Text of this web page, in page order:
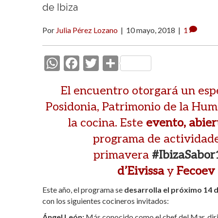
de Ibiza
Por Julia Pérez Lozano | 10 mayo, 2018 | 1
W
at
s
A
F
e
b
o
T
itt
er
C
m
p
ar
ti
r
El encuentro otorgará un
Posidonia, Patrimonio de la
la cocina. Este evento,
programa de
primavera
d’Eivissay Fecoev
Este año, el programa se desarrolla el próximo 14
con los siguientes cocineros invitados: